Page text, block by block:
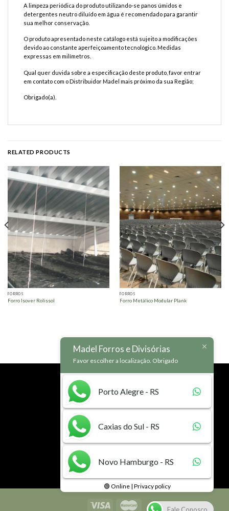
A limpeza periódica do produto utilizando-se panos úmidos e
detergentes neutro diluído em água é recomendado para garantir
sua melhor conservação.
O produto apresentado neste catálogo está sujeito a modificações
devido ao constante aperfeiçoamento tecnológico. Medidas
expressas em milímetros.
Qual quer duvida sobre a especificação deste produto, favor entrar
em contato com o Distribuidor Madel mais próximo da sua Região;
Obrigado(a).
RELATED PRODUCTS
FORROS
Forro Isover Rolissol
FORROS
Forro Metálico Modular Plank
MADEL SOLUÇÕES INTELIGENTES
A Madel atua desde 1987 no segmento de soluções em paredes, forros e pisos
com alta qualidade e uma vasta gama de opções.
NÓS TEMOS A SOLUÇÃO QUE VOCÊ PROCURA.
Madel Forros e Divisórias
Favor escolher a localização. Obrigado
Porto Alegre - RS
Caxias do Sul - RS
Novo Hamburgo - RS
🟢 Online | Privacy policy